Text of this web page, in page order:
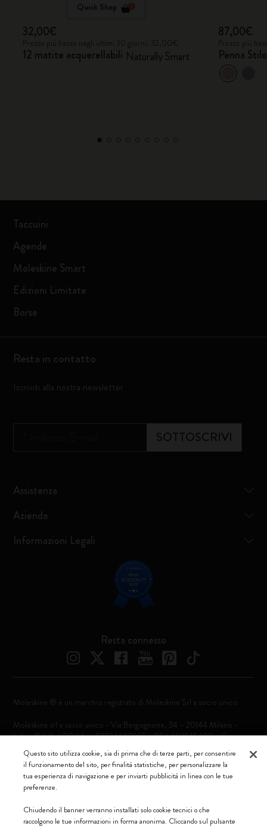
Quick Shop
32,00€
12 matite acquerellabili Naturally Smart
87,00€
Penna
Taccuini
Agende
Moleskine Smart
Edizioni Limitate
Borse
Resta in contatto
Iscriviti alla nostra newsletter
SOTTOSCRIVI
Assistenza
Azienda
Informazioni Legali
Resta connesso
Accettiamo
Moleskine ® è un marchio registrato di Moleskine Srl a socio unico
Moleskine srl a socio unico - Via Bergognone, 34 – 20144 Milano -
Italia - P. IVA / CCIAA n. 07234480965 - REA MI 1945400 - Cap.
Soc. €2.181.513,42
Questo sito utilizza cookie, sia di prima che di terze parti, per consentire
il funzionamento del sito, per finalità statistiche, per personalizzare la
tua esperienza di navigazione e per inviarti pubblicità in linea con le tue
preferenze.
Chiudendo il banner verranno installati solo cookie tecnici o che
raccolgono le tue informazioni in forma anonima. Cliccando sul pulsante